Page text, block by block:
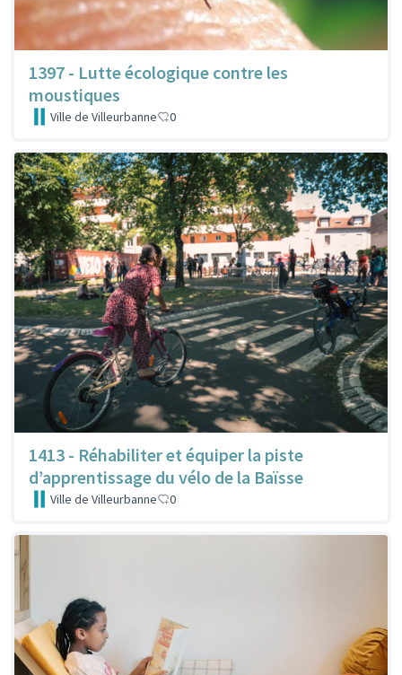
1397 - Lutte écologique contre les
moustiques
Ville de Villeurbanne 0
1413 - Réhabiliter et équiper la piste
d’apprentissage du vélo de la Baïsse
Ville de Villeurbanne 0